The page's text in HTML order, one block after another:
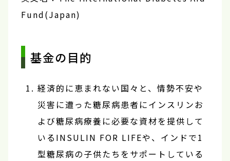
Fund(Japan)
基金の目的
経済的に恵まれない国々と、情勢不安や
災害に遭った糖尿病患者にインスリンお
よび糖尿病療養に必要な資材を提供して
いるINSULIN FOR LIFEや、インドで1
型糖尿病の子供たちをサポートしている